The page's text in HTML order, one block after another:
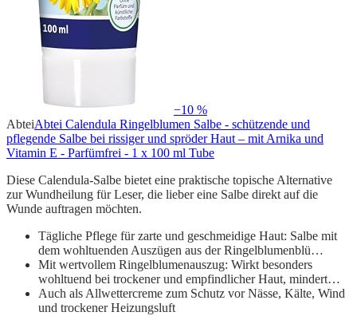
−10 %
AbteiAbtei Calendula Ringelblumen Salbe - schützende und
pflegende Salbe bei rissiger und spröder Haut – mit Arnika und
Vitamin E - Parfümfrei - 1 x 100 ml Tube
Diese Calendula-Salbe bietet eine praktische topische Alternative
zur Wundheilung für Leser, die lieber eine Salbe direkt auf die
Wunde auftragen möchten.
Tägliche Pflege für zarte und geschmeidige Haut: Salbe mit
dem wohltuenden Auszügen aus der Ringelblumenblü…
Mit wertvollem Ringelblumenauszug: Wirkt besonders
wohltuend bei trockener und empfindlicher Haut, mindert…
Auch als Allwettercreme zum Schutz vor Nässe, Kälte, Wind
und trockener Heizungsluft